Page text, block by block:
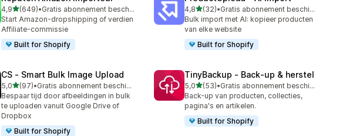
4,9van 5 sterren
(649)
649 recensies in totaal
•
Gratis abonnement beschikbaar
Start Amazon-dropshipping of verdien
Affiliate-commissie
Built for Shopify
4,8van 5 sterren
(32)
32 recensies in totaal
•
Gratis abonnement beschikbaar
Bulk import met AI: kopieer producten
van elke website
Built for Shopify
CS ‑ Smart Bulk Image Upload
5,0van 5 sterren
(97)
97 recensies in totaal
•
Gratis abonnement beschikbaar
Bespaar tijd door afbeeldingen in bulk
te uploaden vanuit Google Drive of
Dropbox
Built for Shopify
TinyBackup ‑ Back‑up & herstel
5,0van 5 sterren
(53)
53 recensies in totaal
•
Gratis abonnement beschikbaar
Back-up van producten, collecties,
pagina's en artikelen.
Built for Shopify